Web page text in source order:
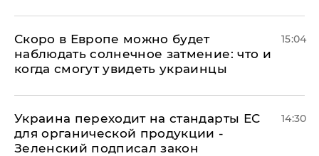
Скоро в Европе можно будет
наблюдать солнечное затмение: что и
когда смогут увидеть украинцы
15:04
Украина переходит на стандарты ЕС
для органической продукции -
Зеленский подписал закон
14:30